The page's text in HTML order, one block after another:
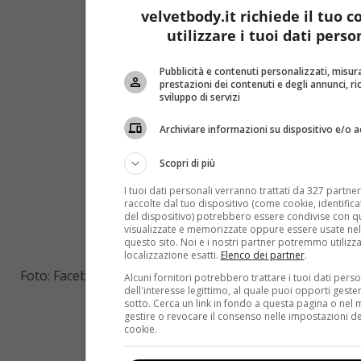
Foto: Facebook
velvetbody.it richiede il tuo
utilizzare i tuoi dati
Pubblicità e contenuti personalizzati,
prestazioni dei contenuti e degli annunci,
sviluppo di servizi
Archiviare informazioni su dispositivo e/o
Scopri di più
I tuoi dati personali verranno trattati da 327
raccolte dal tuo dispositivo (come cookie,
del dispositivo) potrebbero essere condivise con
visualizzate e memorizzate oppure essere usate
questo sito. Noi e i nostri partner potremmo
localizzazione esatti. Elenco dei partner.
Alcuni fornitori potrebbero trattare i tuoi dati
dell'interesse legittimo, al quale puoi opporti
sotto. Cerca un link in fondo a questa pagina o nel
gestire o revocare il consenso nelle impostazioni
cookie.